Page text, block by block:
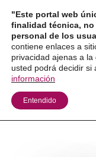
contenido
"Este portal web
finalidad técnica, no
personal de los
contiene enlaces a
privacidad ajenas a
usted podrá decidir si
información
Entendido